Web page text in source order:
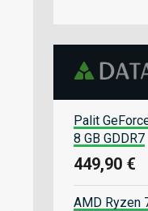
Palit
8 GB GDDR7
449,90 €
AMD Ryzen